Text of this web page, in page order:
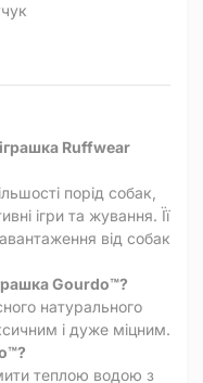
Ruffwear
порід собак,
ігри та жування. Її
від собак
Gourdo™?
натурального
і дуже міцним.
теплою водою з